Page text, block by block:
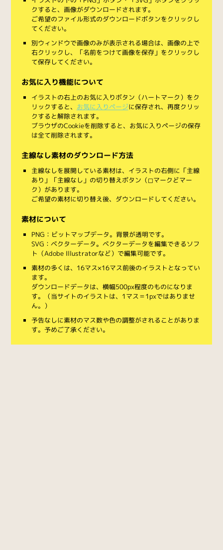
クすると、画像がダウンロードされます。
ご希望のファイル形式のダウンロードボタンをクリックし
てください。
別ウィンドウで画像のみが表示される場合は、画像の上で
右クリックし、「名前をつけて画像を保存」をクリックし
て保存してください。
お気に入り機能について
イラストの右上のお気に入りボタン（ハートマーク）をク
リックすると、 お気に入りページに保存され、再度クリッ
クすると解除されます。
ブラウザのCookieを削除すると、お気に入りページの保存
は全て削除されます。
主線なし素材のダウンロード方法
主線なしを展開している素材は、イラストの右側に「主線
あり」「主線なし」の切り替えボタン（◻︎マークと◼︎マー
ク）があります。
ご希望の素材に切り替え後、ダウンロードしてください。
素材について
PNG：ビットマップデータ。背景が透明です。
SVG：ベクターデータ。ベクターデータを編集できるソフ
ト（Adobe Illustratorなど）で編集可能です。
素材の多くは、16マス×16マス前後のイラストとなってい
ます。
ダウンロードデータは、横幅500px程度のものになりま
す。（当サイトのイラストは、1マス＝1pxではありませ
ん。）
予告なしに素材のマス数や色の調整がされることがありま
す。予めご了承ください。